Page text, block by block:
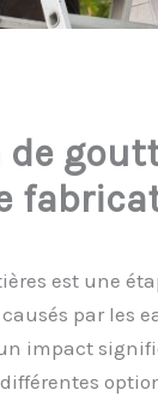
est une
par les
impact